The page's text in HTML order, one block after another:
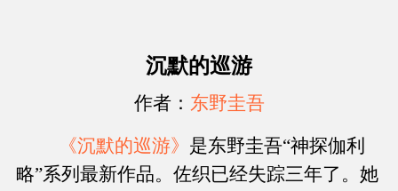
沉默的巡游
作者： 东野圭吾
《沉默的巡游》 是东野圭吾“神探伽利
略”系列最新作品。佐织已经失踪三年了。她